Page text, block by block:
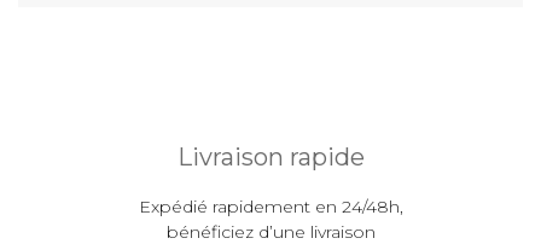
Livraison rapide
Expédié rapidement en 24/48h,
bénéficiez d’une livraison